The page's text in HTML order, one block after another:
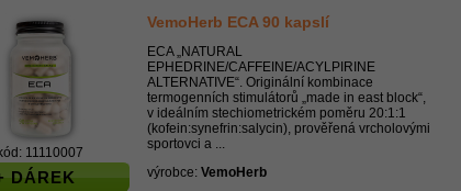
11110007
DÁREK
VemoHerb ECA 90 kapslí
ECA „NATURAL
EPHEDRINE/CAFFEINE/ACYLPIRINE
ALTERNATIVE“. Originální kombinace
termogenních stimulátorů „made in east block“,
v ideálním stechiometrickém poměru 20:1:1
(kofein:synefrin:salycin), prověřená vrcholovými
sportovci a ...
výrobce: VemoHerb